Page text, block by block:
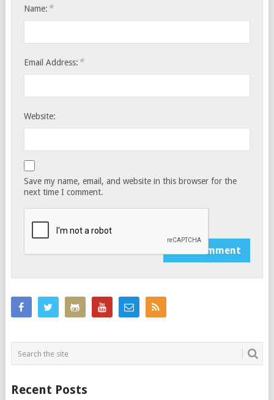
Name: *
Email Address: *
Website:
Save my name, email, and website in this browser for the
next time I comment.
Recent Posts